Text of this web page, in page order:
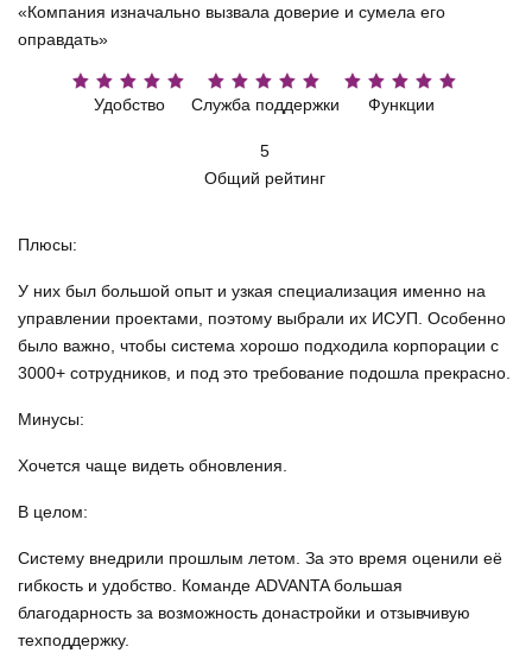
«Компания изначально вызвала доверие и сумела его
оправдать»
Удобство Служба поддержки Функции
5
Общий рейтинг
Плюсы:
У них был большой опыт и узкая специализация именно на
управлении проектами, поэтому выбрали их ИСУП. Особенно
было важно, чтобы система хорошо подходила корпорации с
3000+ сотрудников, и под это требование подошла прекрасно.
Минусы:
Хочется чаще видеть обновления.
В целом:
Систему внедрили прошлым летом. За это время оценили её
гибкость и удобство. Команде ADVANTA большая
благодарность за возможность донастройки и отзывчивую
техподдержку.